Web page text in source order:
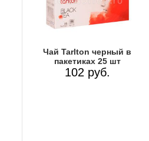
Чай Tarlton черный в
пакетиках 25 шт
102 руб.